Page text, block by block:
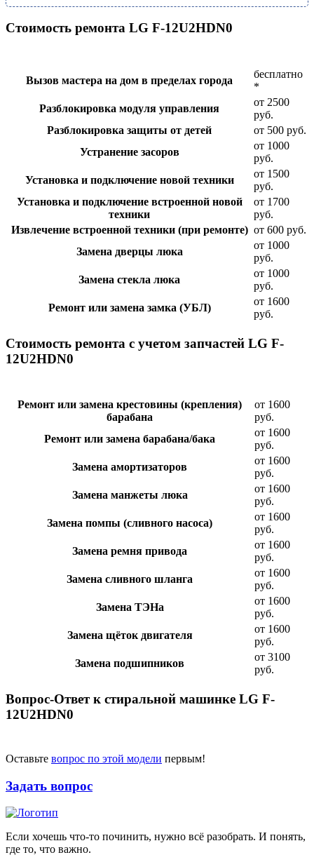
Стоимость ремонта LG F-12U2HDN0
Вызов мастера на дом в пределах города
бесплатно
*
Разблокировка модуля управления
от 2500
руб.
Разблокировка защиты от детей
от 500 руб.
Устранение засоров
от 1000
руб.
Установка и подключение новой техники
от 1500
руб.
Установка и подключение встроенной новой
техники
от 1700
руб.
Извлечение встроенной техники (при ремонте) от 600 руб.
Замена дверцы люка
от 1000
руб.
Замена стекла люка
от 1000
руб.
Ремонт или замена замка (УБЛ)
от 1600
руб.
Стоимость ремонта с учетом запчастей LG F-
12U2HDN0
Ремонт или замена крестовины (крепления)
барабана
от 1600
руб.
Ремонт или замена барабана/бака
от 1600
руб.
Замена амортизаторов
от 1600
руб.
Замена манжеты люка
от 1600
руб.
Замена помпы (сливного насоса)
от 1600
руб.
Замена ремня привода
от 1600
руб.
Замена сливного шланга
от 1600
руб.
Замена ТЭНа
от 1600
руб.
Замена щёток двигателя
от 1600
руб.
Замена подшипников
от 3100
руб.
Вопрос-Ответ к стиральной машинке LG F-
12U2HDN0
Оставьте вопрос по этой модели первым!
Задать вопрос
Если хочешь что-то починить, нужно всё разобрать. И понять,
где то, что важно.